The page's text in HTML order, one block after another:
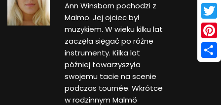
Ann Winsborn pochodzi z
Malmö. Jej ojciec był
muzykiem. W wieku kilku lat
zaczęła sięgać po różne
instrumenty. Kilka lat
później towarzyszyła
swojemu tacie na scenie
podczas tournée. Wkrótce
w rodzinnym Malmö